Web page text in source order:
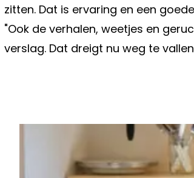
zitten. Dat is ervaring en een
"Ook de verhalen, weetjes en
verslag. Dat dreigt nu weg te
CORONAVIRUS, WE